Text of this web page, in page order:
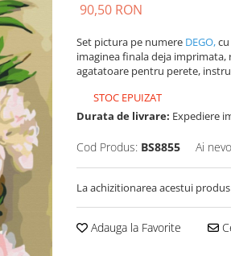
90,50 RON
Set pictura pe numere DEGO,
imaginea finala deja imprimata,
agatatoare pentru perete,
STOC EPUIZAT
Durata de livrare: Expediere
Cod Produs: BS8855 Ai
La achizitionarea acestui
Adauga la Favorite